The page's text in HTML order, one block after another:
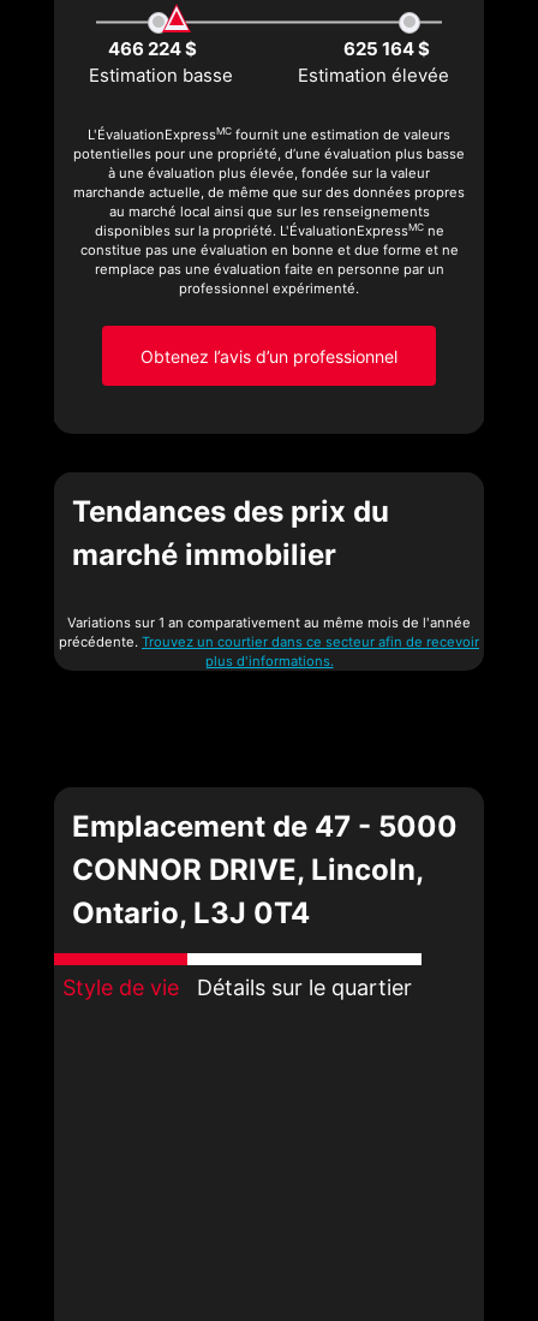
466 224 $
625 164 $
Estimation basse
Estimation élevée
L'ÉvaluationExpressMC fournit une estimation de valeurs
potentielles pour une propriété, d’une évaluation plus basse
à une évaluation plus élevée, fondée sur la valeur
marchande actuelle, de même que sur des données propres
au marché local ainsi que sur les renseignements
disponibles sur la propriété. L'ÉvaluationExpressMCne
constitue pas une évaluation en bonne et due forme et ne
remplace pas une évaluation faite en personne par un
professionnel expérimenté.
Obtenez l’avis d’un professionnel
Tendances des prix du
marché immobilier
Variations sur 1 an comparativement au même mois de l'année
précédente. Trouvez un courtier dans ce secteur afin de recevoir
plus d'informations.
Emplacement de 47 - 5000
CONNOR DRIVE, Lincoln,
Ontario, L3J 0T4
Style de vie Détails sur le quartier